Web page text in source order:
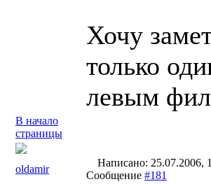
Хочу
только
левым
В начало
страницы
oldamir
Написано: 25.07.2006,
Сообщение #181